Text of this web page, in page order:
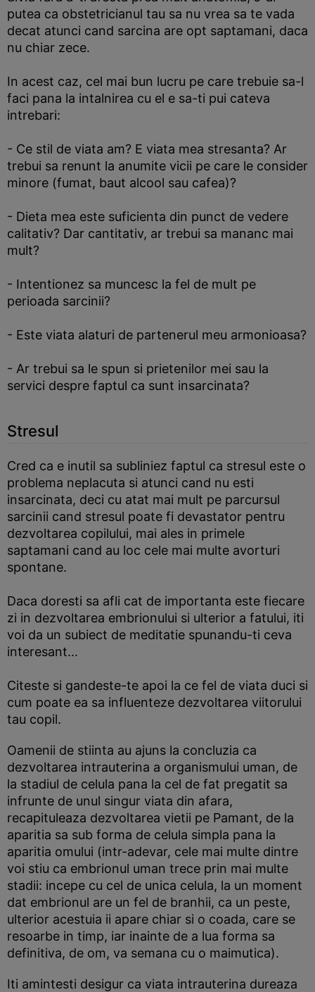
putea ca obstetricianul tau sa nu vrea sa te vada
decat atunci cand sarcina are opt saptamani, daca
nu chiar zece.
In acest caz, cel mai bun lucru pe care trebuie sa-l
faci pana la intalnirea cu el e sa-ti pui cateva
intrebari:
- Ce stil de viata am? E viata mea stresanta? Ar
trebui sa renunt la anumite vicii pe care le consider
minore (fumat, baut alcool sau cafea)?
- Dieta mea este suficienta din punct de vedere
calitativ? Dar cantitativ, ar trebui sa mananc mai
mult?
- Intentionez sa muncesc la fel de mult pe
perioada sarcinii?
- Este viata alaturi de partenerul meu armonioasa?
- Ar trebui sa le spun si prietenilor mei sau la
servici despre faptul ca sunt insarcinata?
Stresul
Cred ca e inutil sa subliniez faptul ca stresul este o
problema neplacuta si atunci cand nu esti
insarcinata, deci cu atat mai mult pe parcursul
sarcinii cand stresul poate fi devastator pentru
dezvoltarea copilului, mai ales in primele
saptamani cand au loc cele mai multe avorturi
spontane.
Daca doresti sa afli cat de importanta este fiecare
zi in dezvoltarea embrionului si ulterior a fatului, iti
voi da un subiect de meditatie spunandu-ti ceva
interesant...
Citeste si gandeste-te apoi la ce fel de viata duci si
cum poate ea sa influenteze dezvoltarea viitorului
tau copil.
Oamenii de stiinta au ajuns la concluzia ca
dezvoltarea intrauterina a organismului uman, de
la stadiul de celula pana la cel de fat pregatit sa
infrunte de unul singur viata din afara,
recapituleaza dezvoltarea vietii pe Pamant, de la
aparitia sa sub forma de celula simpla pana la
aparitia omului (intr-adevar, cele mai multe dintre
voi stiu ca embrionul uman trece prin mai multe
stadii: incepe cu cel de unica celula, la un moment
dat embrionul are un fel de branhii, ca un peste,
ulterior acestuia ii apare chiar si o coada, care se
resoarbe in timp, iar inainte de a lua forma sa
definitiva, de om, va semana cu o maimutica).
Iti amintesti desigur ca viata intrauterina dureaza